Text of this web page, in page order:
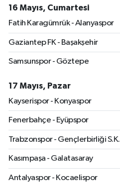
16 Mayıs, Cumartesi
Fatih Karagümrük - Alanyaspor
Gaziantep FK - Başakşehir
Samsunspor - Göztepe
17 Mayıs, Pazar
Kayserispor - Konyaspor
Fenerbahçe - Eyüpspor
Trabzonspor - Gençlerbirliği S.K.
Kasımpaşa - Galatasaray
Antalyaspor - Kocaelispor